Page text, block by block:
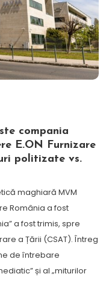
compania
E.ON Furnizare
politizate vs.
maghiară MVM
România a fost
a fost trimis, spre
a Țării (CSAT). Întreg
de întrebare
și al „miturilor